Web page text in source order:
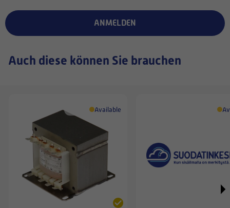
ANMELDEN
Auch diese können Sie brauchen
Available